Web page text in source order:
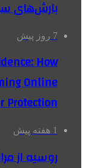
بارش‌های
7 روز پیش
How
Online
Protection
1 هفته پیش
روسیه از